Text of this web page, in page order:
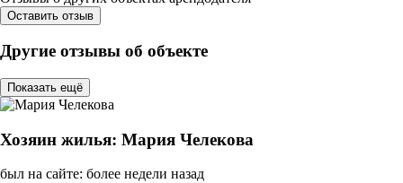
Оставить отзыв
Другие отзывы об объекте
Показать ещё
Хозяин жилья: Мария Челекова
был на сайте: более недели назад